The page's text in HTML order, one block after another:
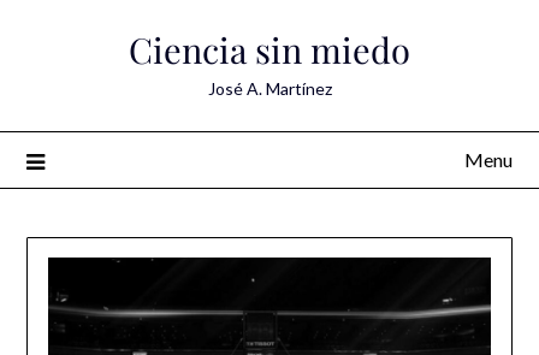
Ciencia sin miedo
José A. Martínez
Menu